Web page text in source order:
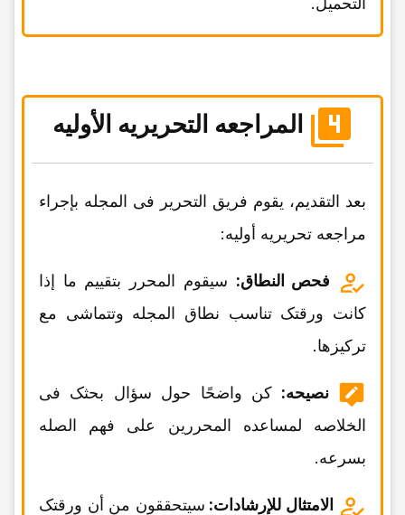
المراجعه التحریریه الأولیه
بعد التقدیم، یقوم فریق التحریر فی المجله بإجراء
مراجعه تحریریه أولیه:
فحص النطاق: سیقوم المحرر بتقییم ما إذا
کانت ورقتک تناسب نطاق المجله وتتماشى مع
ترکیزها.
نصیحه: کن واضحًا حول سؤال بحثک فی
الخلاصه لمساعده المحررین على فهم الصله
بسرعه.
الامتثال للإرشادات: سیتحققون من أن ورقتک